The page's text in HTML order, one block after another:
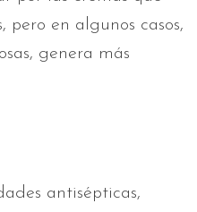
pero en algunos casos,
genera más
antisépticas,